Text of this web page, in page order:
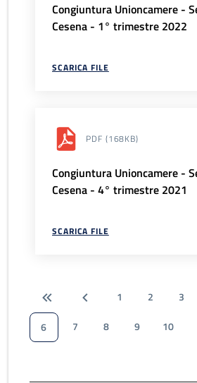
Congiuntura Unioncamere -
Cesena - 1° trimestre 2022
SCARICA FILE
PDF (168KB)
Congiuntura Unioncamere -
Cesena - 4° trimestre 2021
SCARICA FILE
1 2 3
6
7 8 9 10